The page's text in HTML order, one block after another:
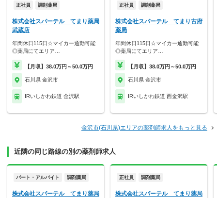
正社員 調剤薬局
株式会社スパーテル てまり薬局
武蔵店
年間休日115日☆マイカー通勤可能
◎薬局にてエリア…
【月収】38.0万円～50.0万円
石川県 金沢市
IRいしかわ鉄道 金沢駅
正社員 調剤薬局
株式会社スパーテル てまり古府
薬局
年間休日115日☆マイカー通勤可能
◎薬局にてエリア…
【月収】38.0万円～50.0万円
石川県 金沢市
IRいしかわ鉄道 西金沢駅
金沢市(石川県)エリアの薬剤師求人をもっと見る
近隣の同じ路線の別の薬剤師求人
パート・アルバイト 調剤薬局
株式会社スパーテル てまり薬局
正社員 調剤薬局
株式会社スパーテル てまり薬局